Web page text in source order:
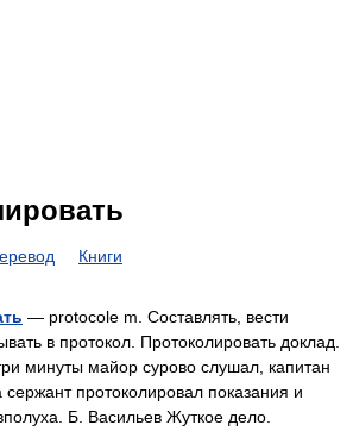
Книги
— protocole m. Составлять, вести
в протокол. Протоколировать доклад.
минуты майор сурово слушал, капитан
протоколировал показания и
Б. Васильев Жуткое дело.